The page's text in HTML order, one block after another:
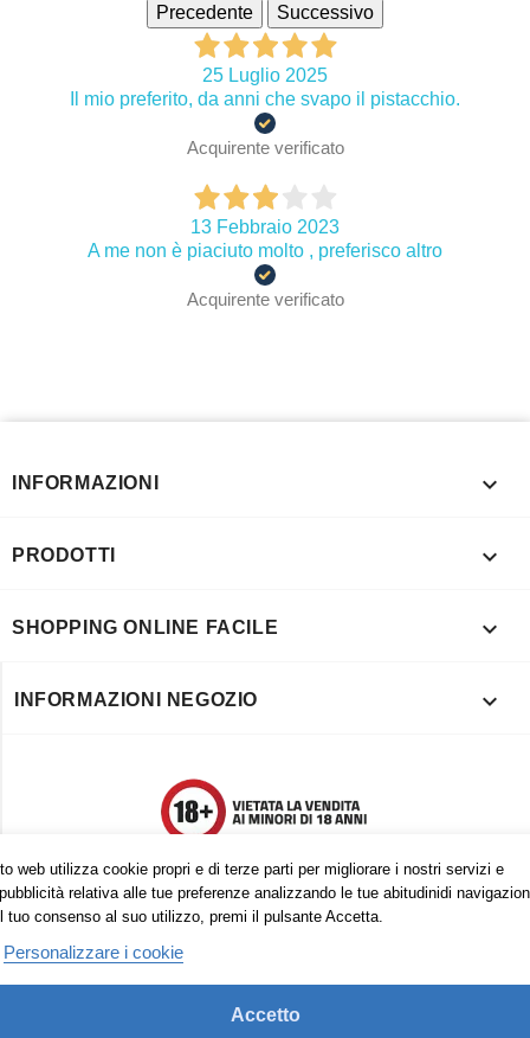
Precedente
Successivo
25 Luglio 2025
Il mio preferito, da anni che svapo il pistacchio.
Acquirente verificato
13 Febbraio 2023
A me non è piaciuto molto , preferisco altro
Acquirente verificato
web utilizza cookie propri e di terze parti per migliorare i nostri servizi e
relativa alle tue preferenze analizzando le tue abitudinidi
tuo consenso al suo utilizzo, premi il pulsante Accetta.
Personalizzare i cookie
Accetto
INFORMAZIONI 
PRODOTTI 
SHOPPING ONLINE FACILE 
INFORMAZIONI NEGOZIO 
Trovaci anche su: